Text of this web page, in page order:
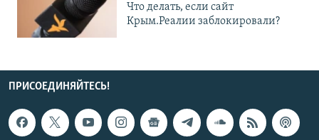
Что делать, если сайт
Крым.Реалии заблокировали?
ПРИСОЕДИНЯЙТЕСЬ!